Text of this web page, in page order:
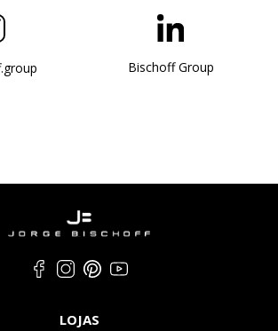
Bischoff Group
LOJAS